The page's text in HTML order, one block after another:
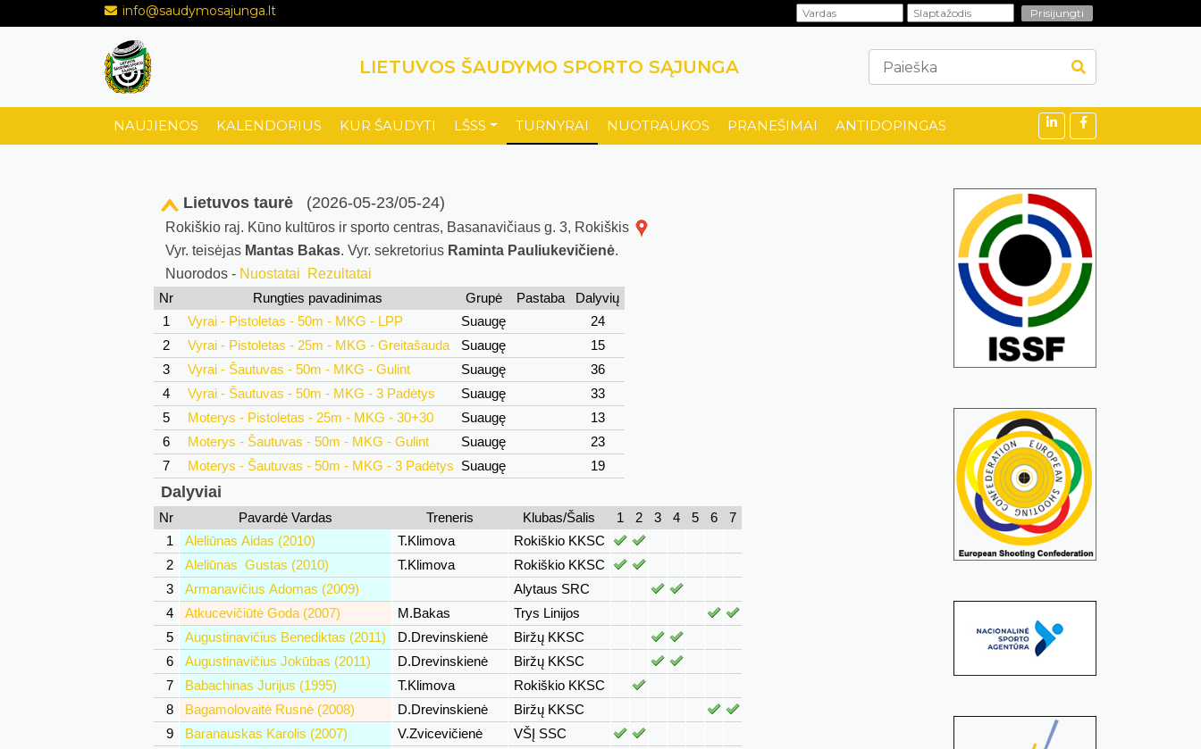
info@saudymosajunga.lt
LIETUVOS ŠAUDYMO SPORTO SĄJUNGA
NAUJIENOS KALENDORIUS KUR ŠAUDYTI LŠSS TURNYRAI NUOTRAUKOS PRANEŠIMAI ANTIDOPINGAS
Lietuvos taurė (2026-05-23/05-24)
Rokiškio raj. Kūno kultūros ir sporto centras, Basanavičiaus g. 3, Rokiškis
Vyr. teisėjas Mantas Bakas. Vyr. sekretorius Raminta Pauliukevičienė.
Nuorodos - Nuostatai
Rezultatai
Nr
Rungties pavadinimas Grupė Pastaba
Dalyvių
1
Vyrai - Pistoletas - 50m - MKG - LPP Suaugę
24
2
Vyrai - Pistoletas - 25m - MKG - Greitašauda Suaugę
15
3
Vyrai - Šautuvas - 50m - MKG - Gulint Suaugę
36
4
Vyrai - Šautuvas - 50m - MKG - 3 Padėtys Suaugę
33
5
Moterys - Pistoletas - 25m - MKG - 30+30 Suaugę
13
6
Moterys - Šautuvas - 50m - MKG - Gulint Suaugę
23
7
Moterys - Šautuvas - 50m - MKG - 3 Padėtys Suaugę 19
Dalyviai
Nr Pavardė Vardas Treneris Klubas/Šalis 1 2 3 4 5 6
7
1
Aleliūnas Aidas (2010) T.Klimova
Rokiškio KKSC
2
Aleliūnas Gustas (2010) T.Klimova
Rokiškio KKSC
3
Armanavičius Adomas (2009)
Alytaus SRC
4
Atkucevičiūtė Goda (2007) M.Bakas
Trys Linijos
5
Augustinavičius Benediktas (2011) D.Drevinskienė
Biržų KKSC
6
Augustinavičius Jokūbas (2011) D.Drevinskienė
Biržų KKSC
7
Babachinas Jurijus (1995) T.Klimova
Rokiškio KKSC
8
Bagamolovaitė Rusnė (2008) D.Drevinskienė
Biržų KKSC
9
Baranauskas Karolis (2007) V.Zvicevičienė
VŠĮ SSC